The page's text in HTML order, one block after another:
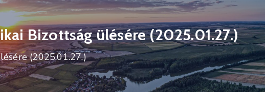
Bizottság ülésére (2025.01.27.)
(2025.01.27.)